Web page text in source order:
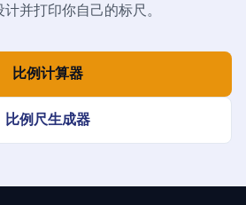
并打印你自己的标尺。
比例计算器
比例尺生成器